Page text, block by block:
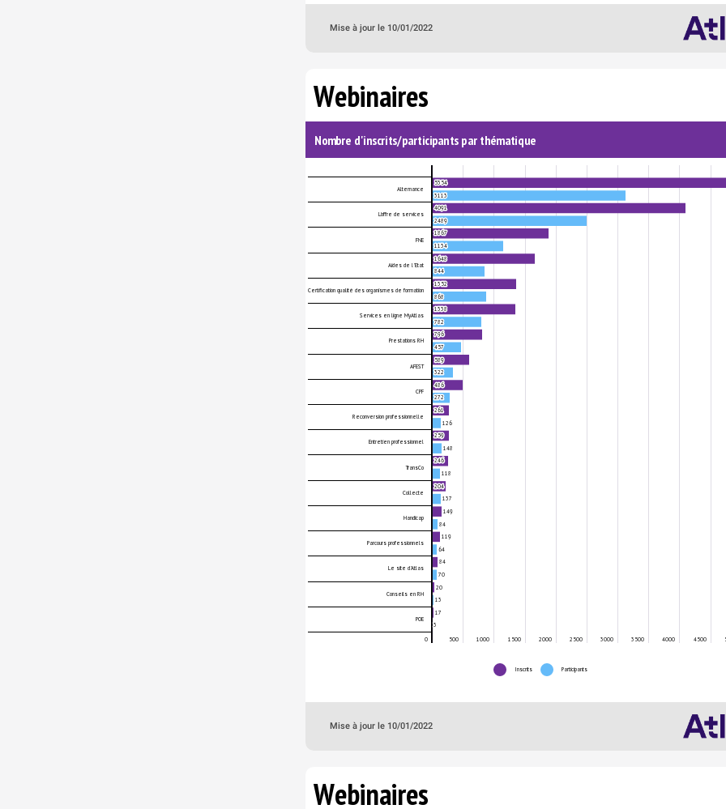
Participants
NANTES
Pôle Emploi &
région Bretagne
Mise à jour le 10/01/2022
Webinaires
Nombre d'inscrits/participants par thématique
Alternance
L'offre de services
FNE
Aides de l'Etat
Certification qualité des organismes de formation
Services en ligne MyAtlas
Prestations RH
AFEST
CPF
Reconversion professionnelle
Entretien professionnel
TransCo
Collecte
Handicap
Parcours professionnels
Le site d'Atlas
Conseils en RH
POE
0 500 1000 1500 2000 2500 3000 3500 4000 4500
5354
3113
4091
2489
1867
1134
1648
844
1352
868
1338
782
796
457
589
322
486
272
261
126
259
148
246
118
204
137
149
84
119
64
84
70
20
13
17
3
Inscrits Participants
Participants
NANTES
Pôle Emploi &
région Bretagne
Mise à jour le 10/01/2022
Webinaires